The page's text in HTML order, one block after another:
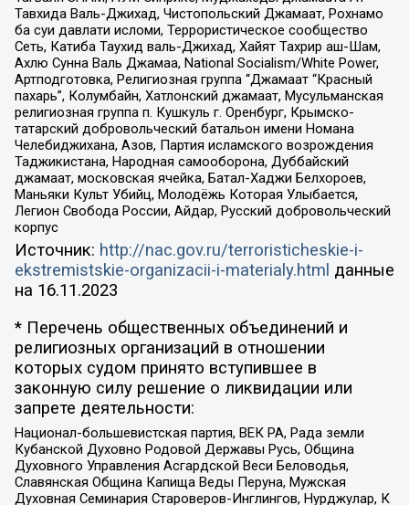
Тавхида Валь-Джихад, Чистопольский Джамаат, Рохнамо
ба суи давлати исломи, Террористическое сообщество
Сеть, Катиба Таухид валь-Джихад, Хайят Тахрир аш-Шам,
Ахлю Сунна Валь Джамаа, National Socialism/White Power,
Артподготовка, Религиозная группа “Джамаат “Красный
пахарь”, Колумбайн, Хатлонский джамаат, Мусульманская
религиозная группа п. Кушкуль г. Оренбург, Крымско-
татарский добровольческий батальон имени Номана
Челебиджихана, Азов, Партия исламского возрождения
Таджикистана, Народная самооборона, Дуббайский
джамаат, московская ячейка, Батал-Хаджи Белхороев,
Маньяки Культ Убийц, Молодёжь Которая Улыбается,
Легион Свобода России, Айдар, Русский добровольческий
корпус
Источник: http://nac.gov.ru/terroristicheskie-i-
ekstremistskie-organizacii-i-materialy.html данные
на 16.11.2023
* Перечень общественных объединений и
религиозных организаций в отношении
которых судом принято вступившее в
законную силу решение о ликвидации или
запрете деятельности:
Национал-большевистская партия, ВЕК РА, Рада земли
Кубанской Духовно Родовой Державы Русь, Община
Духовного Управления Асгардской Веси Беловодья,
Славянская Община Капища Веды Перуна, Мужская
Духовная Семинария Староверов-Инглингов, Нурджулар, К